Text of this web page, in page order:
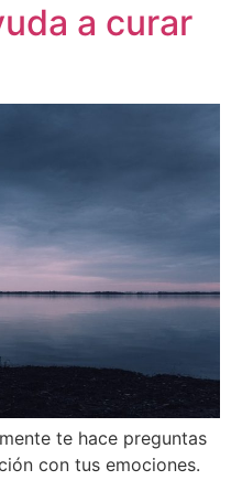
a curar
te hace preguntas
con tus emociones.